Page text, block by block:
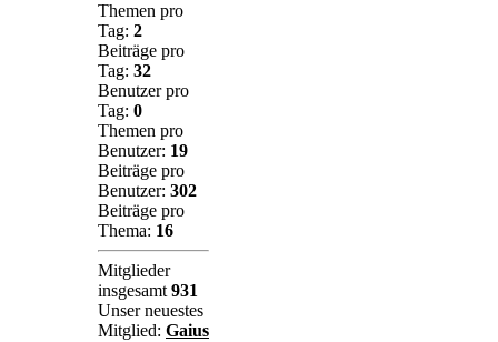
Themen pro
Tag: 2
Beiträge pro
Tag: 32
Benutzer pro
Tag: 0
Themen pro
Benutzer: 19
Beiträge pro
Benutzer: 302
Beiträge pro
Thema: 16
Mitglieder
insgesamt931
Unser neuestes
Mitglied: Gaius